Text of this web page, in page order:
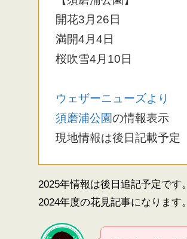
開花3月26日
満開4月4日
桜吹雪4月10日
ウェザーニューズより
須磨浦公園の情報表示
現地情報は後日記載予定
2025年情報は後日追記予定です。
2024年度の花見記事になります。